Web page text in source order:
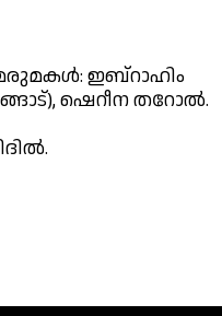
ഇബ്‌റാഹിം
ഷെറീന തറോൽ.